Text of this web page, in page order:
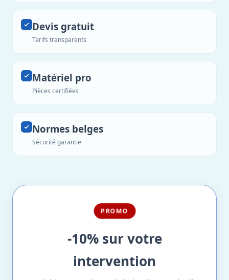
Devis gratuit
Tarifs transparents
Matériel pro
Pièces certifiées
Normes belges
Sécurité garantie
PROMO
-10% sur votre
intervention